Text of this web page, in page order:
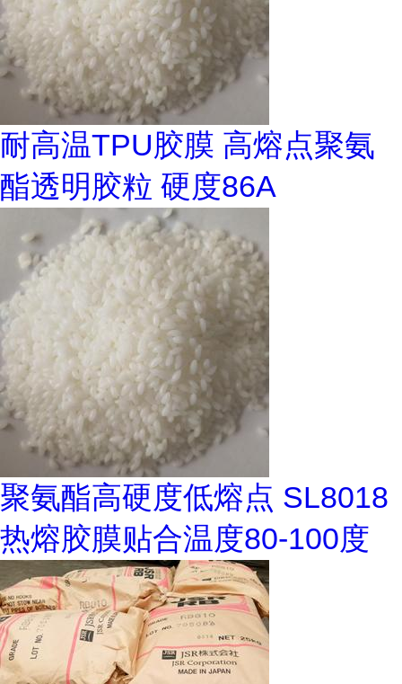
耐高温TPU胶膜 高熔点聚氨
酯透明胶粒 硬度86A
聚氨酯高硬度低熔点 SL8018
热熔胶膜贴合温度80-100度